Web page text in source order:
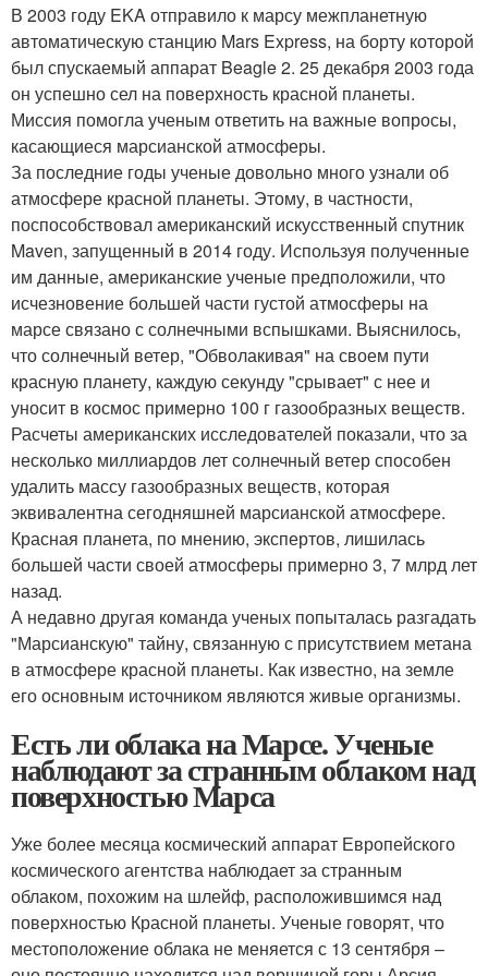
В 2003 году EKA отправило к марсу межпланетную
автоматическую станцию Mars Express, на борту которой
был спускаемый аппарат Beagle 2. 25 декабря 2003 года
он успешно сел на поверхность красной планеты.
Миссия помогла ученым ответить на важные вопросы,
касающиеся марсианской атмосферы.
За последние годы ученые довольно много узнали об
атмосфере красной планеты. Этому, в частности,
поспособствовал американский искусственный спутник
Maven, запущенный в 2014 году. Используя полученные
им данные, американские ученые предположили, что
исчезновение большей части густой атмосферы на
марсе связано с солнечными вспышками. Выяснилось,
что солнечный ветер, "Обволакивая" на своем пути
красную планету, каждую секунду "срывает" с нее и
уносит в космос примерно 100 г газообразных веществ.
Расчеты американских исследователей показали, что за
несколько миллиардов лет солнечный ветер способен
удалить массу газообразных веществ, которая
эквивалентна сегодняшней марсианской атмосфере.
Красная планета, по мнению, экспертов, лишилась
большей части своей атмосферы примерно 3, 7 млрд лет
назад.
А недавно другая команда ученых попыталась разгадать
"Марсианскую" тайну, связанную с присутствием метана
в атмосфере красной планеты. Как известно, на земле
его основным источником являются живые организмы.
Есть ли облака на Марсе. Ученые
наблюдают за странным облаком над
поверхностью Марса
Уже более месяца космический аппарат Европейского
космического агентства наблюдает за странным
облаком, похожим на шлейф, расположившимся над
поверхностью Красной планеты. Ученые говорят, что
местоположение облака не меняется с 13 сентября –